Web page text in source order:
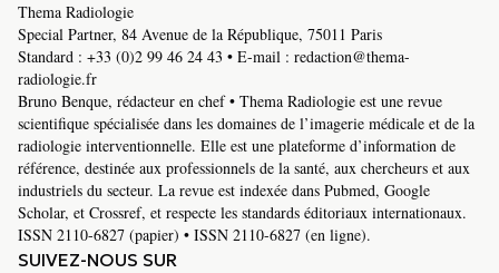
Thema Radiologie
Special Partner, 84 Avenue de la République, 75011 Paris
Standard : +33 (0)2 99 46 24 43 • E-mail : redaction@thema-
radiologie.fr
Bruno Benque, rédacteur en chef • Thema Radiologie est une revue
scientifique spécialisée dans les domaines de l’imagerie médicale et de la
radiologie interventionnelle. Elle est une plateforme d’information de
référence, destinée aux professionnels de la santé, aux chercheurs et aux
industriels du secteur. La revue est indexée dans Pubmed, Google
Scholar, et Crossref, et respecte les standards éditoriaux internationaux.
ISSN 2110-6827 (papier) • ISSN 2110-6827 (en ligne).
SUIVEZ-NOUS SUR